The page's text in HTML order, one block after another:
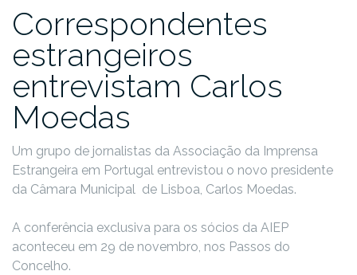
Correspondentes
estrangeiros
entrevistam Carlos
Moedas
Um grupo de jornalistas da Associação da Imprensa
Estrangeira em Portugal entrevistou o novo presidente
da Câmara Municipal de Lisboa, Carlos Moedas.
A conferência exclusiva para os sócios da AIEP
aconteceu em 29 de novembro, nos Passos do
Concelho.